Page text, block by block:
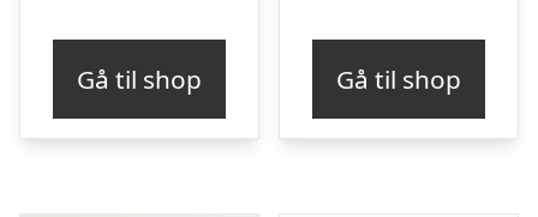
Gå til shop Gå til shop